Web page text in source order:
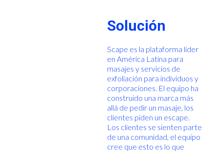
Solución
Scape es la plataforma líder
en América Latina para
masajes y servicios de
exfoliación para individuos y
corporaciones. El equipo ha
construido una marca más
allá de pedir un masaje, los
clientes piden un escape.
Los clientes se sienten parte
de una comunidad, el equipo
cree que esto es lo que